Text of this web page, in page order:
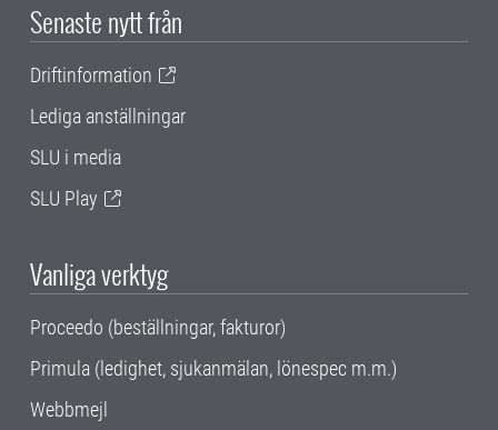
Senaste nytt från
Driftinformation
Lediga anställningar
SLU i media
SLU Play
Vanliga verktyg
Proceedo (beställningar, fakturor)
Primula (ledighet, sjukanmälan, lönespec m.m.)
Webbmejl